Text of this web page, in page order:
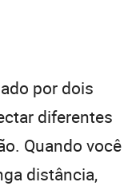
por dois
diferentes
Quando você
distância,